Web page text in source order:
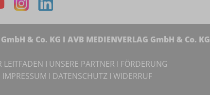
& Co. KG I AVB MEDIENVERLAG GmbH & Co. KG
LEITFADEN I UNSERE PARTNER I FÖRDERUNG
IMPRESSUM I DATENSCHUTZ I WIDERRUF